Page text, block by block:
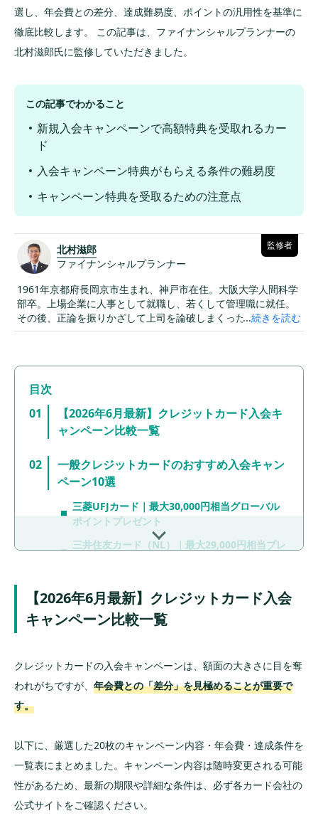
選し、年会費との差分、達成難易度、ポイントの汎用性を基準に
徹底比較します。 この記事は、ファイナンシャルプランナーの
北村滋郎氏に監修していただきました。
この記事でわかること
新規入会キャンペーンで高額特典を受取れるカー
ド
入会キャンペーン特典がもらえる条件の難易度
キャンペーン特典を受取るための注意点
北村滋郎
ファイナンシャルプランナー
1961年京都府長岡京市生まれ、神戸市在住。大阪大学人間科学
部卒。上場企業に人事として就職し、若くして管理職に就任。
その後、正論を振りかざして上司を論破しまくったため、組織
で孤立という挫折を経験し閑職に。阪神淡路大震災での被災を
在は、会社経営のみならず人生経営にも理論を発展させ、創業
社長・二代目社長・地域のリーダー・学生の皆様のお悩みを解
決する面談とセミナーを展開中。「人生と経営に関わる課題を
家庭教師のように一緒に解決していく手法が実践的」と好評を
...続きを読む
監修者
【2026年6月最新】クレジットカード入会キ
ャンペーン比較一覧
一般クレジットカードのおすすめ入会キャン
ペーン10選
三菱UFJカード｜最大30,000円相当グローバル
ポイントプレゼント
三井住友カード（NL）｜最大29,000円相当プレ
ライフカード｜最大15,000円キャッシュバック
ビューカード スタンダード｜JRE POINT最大
VIASOカード｜最大10,000円キャッシュバック
セゾンパール・アメリカン・エキスプレス®・
イオンカードセレクト｜最大5,000 WAON
POINT
エポスカード｜2,000円分のエポスポイントプレ
ゼント
【2026年6月最新】クレジットカード入会
キャンペーン比較一覧
クレジットカードの入会キャンペーンは、額面の大きさに目を奪
われがちですが、 年会費との「差分」を見極めることが重要で
す。
以下に、厳選した20枚のキャンペーン内容・年会費・達成条件を
一覧表にまとめました。キャンペーン内容は随時変更される可能
性があるため、最新の期限や詳細な条件は、必ず各カード会社の
公式サイトをご確認ください。